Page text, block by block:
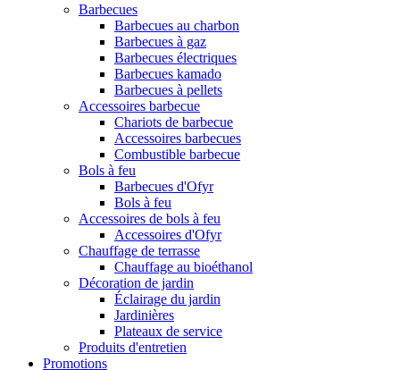
Barbecues
Barbecues au charbon
Barbecues à gaz
Barbecues électriques
Barbecues kamado
Barbecues à pellets
Accessoires barbecue
Chariots de barbecue
Accessoires barbecues
Combustible barbecue
Bols à feu
Barbecues d'Ofyr
Bols à feu
Accessoires de bols à feu
Accessoires d'Ofyr
Chauffage de terrasse
Chauffage au bioéthanol
Décoration de jardin
Éclairage du jardin
Jardinières
Plateaux de service
Produits d'entretien
Promotions